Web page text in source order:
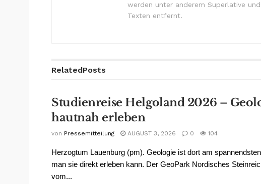
werden unter anderem Superlative
Texten entfernt.
RelatedPosts
Studienreise Helgoland 2026 –
hautnah erleben
von Pressemitteilung AUGUST 3, 2026 0 104
Herzogtum Lauenburg (pm). Geologie ist dort am
man sie direkt erleben kann. Der GeoPark Nordisches
vom...